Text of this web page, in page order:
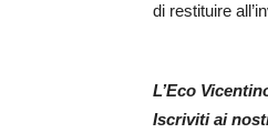
di restituire
L’Eco
Iscriviti ai